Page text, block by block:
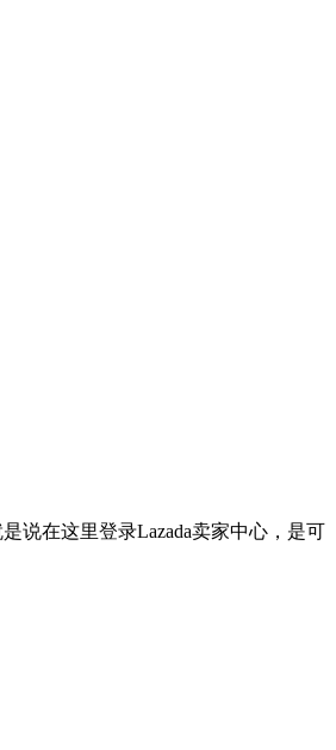
说在这里登录Lazada卖家中心，是可